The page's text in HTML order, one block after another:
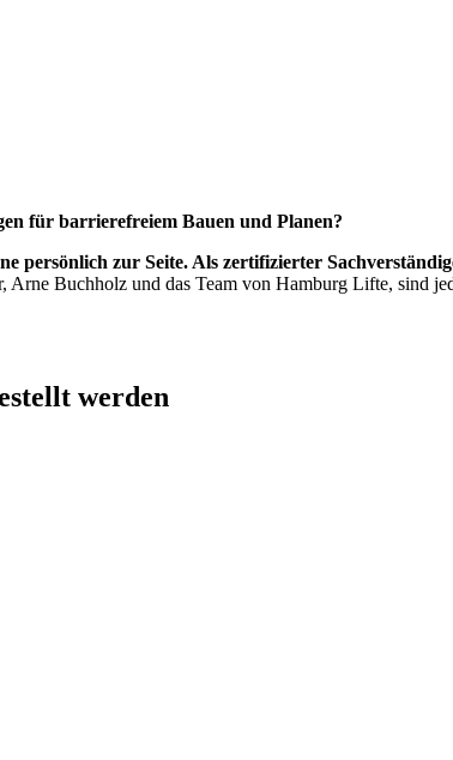
für barrierefreiem Bauen und Planen?
persönlich zur Seite. Als zertifizierter
Arne Buchholz und das Team von Hamburg Lifte, sind
werden